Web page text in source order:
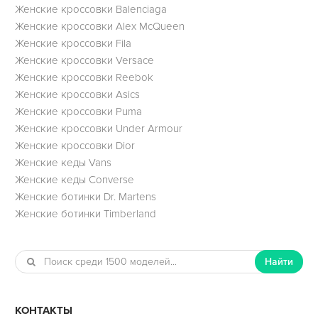
Женские кроссовки Balenciaga
Женские кроссовки Alex McQueen
Женские кроссовки Fila
Женские кроссовки Versace
Женские кроссовки Reebok
Женские кроссовки Asics
Женские кроссовки Puma
Женские кроссовки Under Armour
Женские кроссовки Dior
Женские кеды Vans
Женские кеды Converse
Женские ботинки Dr. Martens
Женские ботинки Timberland
Найти
КОНТАКТЫ